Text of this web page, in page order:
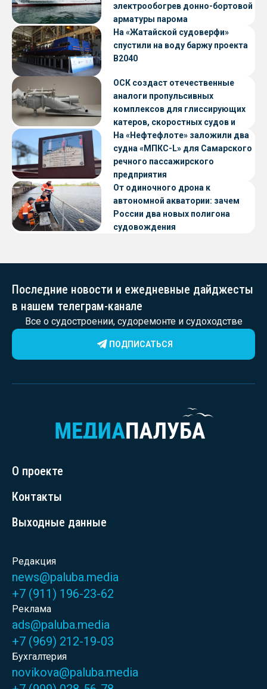
электрообогрев донно-бортовой
арматуры парома
«Петропавловск» проекта CNF22
На «Жатайской судоверфи»
спустили на воду баржу проекта
В2040
ОСК создаст отечественные
аналоги пропульсивных
комплексов для глиссирующих
катеров, скоростных судов и
судов с малой осадкой
На «Нефтефлоте» заложили два
судна «МПКС-L» для Самарского
речного пассажирского
предприятия
От одиночного дрона к
автономной акватории: зачем
России два новых полигона
судовождения
Последние новости и ежедневные дайджесты
в нашем телеграм-канале
Все о судостроении, судоремонте и судоходстве
ПОДПИСАТЬСЯ
О проекте
Контакты
Выходные данные
Редакция
news@paluba.media
+7 (911) 196-23-62
Реклама
ads@paluba.media
+7 (969) 212-19-03
Бухгалтерия
novikova@paluba.media